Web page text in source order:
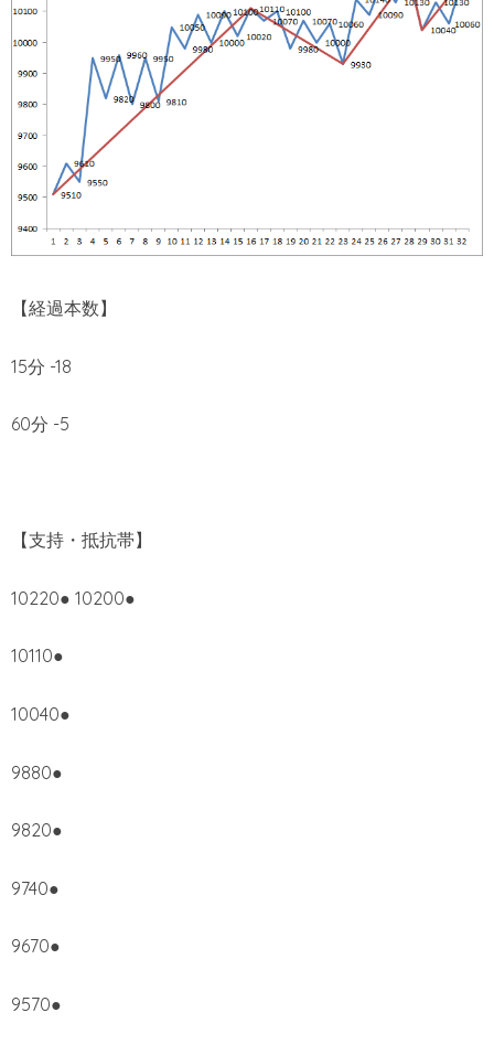
【経過本数】
15分 -18
60分 -5
【支持・抵抗帯】
10220● 10200●
10110●
10040●
9880●
9820●
9740●
9670●
9570●